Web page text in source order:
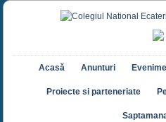
Acasă Anunturi
Proiecte si parteneriate